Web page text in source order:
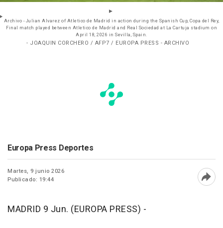
Archivo - Julian Alvarez of Atletico de Madrid in action during the Spanish Cup, Copa del Rey,
Final match played between Atletico de Madrid and Real Sociedad at La Cartuja stadium on
April 18, 2026 in Sevilla, Spain.
- JOAQUIN CORCHERO / AFP7 / EUROPA PRESS - ARCHIVO
Europa Press Deportes
Martes, 9 junio 2026
Publicado: 19:44
MADRID 9 Jun. (EUROPA PRESS) -